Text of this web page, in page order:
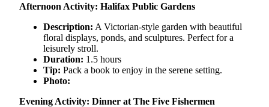
Afternoon Activity: Halifax Public Gardens
Description: A Victorian-style garden with beautiful
floral displays, ponds, and sculptures. Perfect for a
leisurely stroll.
Duration: 1.5 hours
Tip: Pack a book to enjoy in the serene setting.
Photo:
Evening Activity: Dinner at The Five Fishermen